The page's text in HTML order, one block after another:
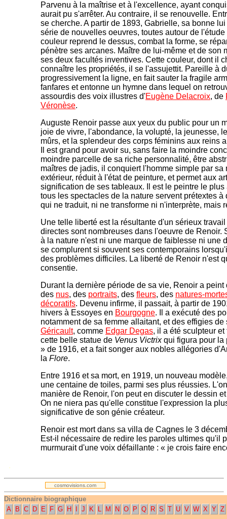
Parvenu à la maîtrise et à l'excellence, ayant
aurait pu s'arrêter. Au contraire, il se renouvelle.
se cherche. A partir de 1893, Gabrielle, sa bonne
série de nouvelles oeuvres, toutes autour de
couleur reprend le dessus, combat la forme, se
pénètre ses arcanes. Maître de lui-même et de son
ses deux facultés inventives. Cette couleur, dont il
connaître les propriétés, il se l'assujettit. Pareille à
progressivement la ligne, en fait sauter la fragile
fanfares et entonne un hymne dans lequel on
assourdis des voix illustres d'Eugène Delacroix, de
Véronèse.
Auguste Renoir passe aux yeux du public pour un
joie de vivre, l'abondance, la volupté, la jeunesse,
mûrs, et la splendeur des corps féminins aux reins
Il est grand pour avoir su, sans faire la moindre
moindre parcelle de sa riche personnalité, être
maîtres de jadis, il conquiert l'homme simple par
extérieur, réduit à l'état de peinture, et permet aux
signification de ses tableaux. Il est le peintre le
tous les spectacles de la nature servent prétextes
qui ne traduit, ni ne transforme ni n'interprète, mais
Une telle liberté est la résultante d'un sérieux
directes sont nombreuses dans l'oeuvre de Renoir.
à la nature n'est ni une marque de faiblesse ni une
se complurent si souvent ses contemporains
des problèmes difficiles. La liberté de Renoir n'est
consentie.
Durant la dernière période de sa vie, Renoir a
des nus, des portraits, des fleurs, des natures-
décoratifs. Devenu infirme, il passait, à partir de
hivers à Essoyes en Bourgogne. Il a exécuté des
notamment de sa femme allaitant, et des effigies
Géricault, comme Edgar Degas, il a été sculpteur
cette belle statue de Venus Victrixqui figura pour la
» de 1916, et a fait songer aux nobles allégories
la Flore.
Entre 1916 et sa mort, en 1919, un nouveau
une centaine de toiles, parmi ses plus réussies.
manière de Renoir, l'on peut en discuter le dessin
On ne niera pas qu'elle constitue l'expression la
significative de son génie créateur.
Renoir est mort dans sa villa de Cagnes le 3
Est-il nécessaire de redire les paroles ultimes qu'il
murmurait d'une voix défaillante : « je crois faire
.
cosmovisions.com
Dictionnaire biographique
A
B C D E F G H J K L M N O P Q R S T U V W X Y Z